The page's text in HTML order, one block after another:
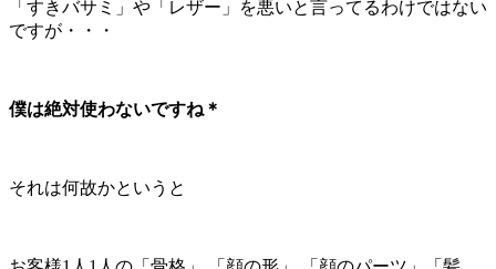
「すきバサミ」や「レザー」を悪いと言ってるわけではない
ですが・・・
僕は絶対使わないですね＊
それは何故かというと